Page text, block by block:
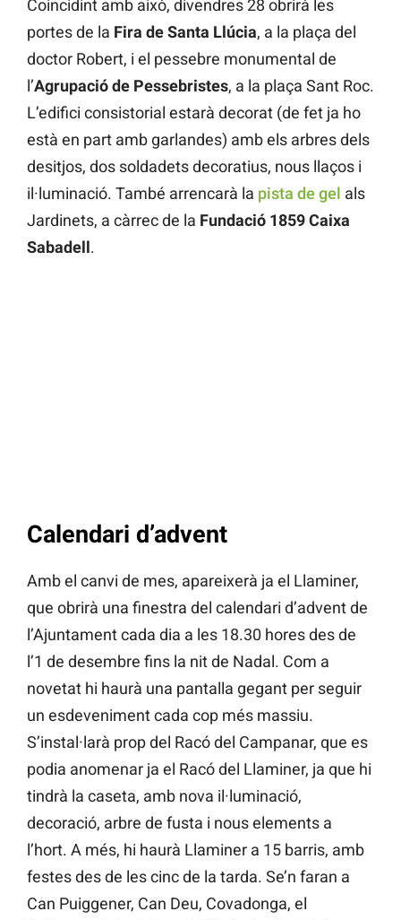
Coincidint amb això, divendres 28 obrirà les
portes de la Fira de Santa Llúcia, a la plaça del
doctor Robert, i el pessebre monumental de
l’Agrupació de Pessebristes, a la plaça Sant Roc.
L’edifici consistorial estarà decorat (de fet ja ho
està en part amb garlandes) amb els arbres dels
desitjos, dos soldadets decoratius, nous llaços i
il·luminació. També arrencarà la pista de gel als
Jardinets, a càrrec de la Fundació 1859 Caixa
Sabadell.
Calendari d’advent
Amb el canvi de mes, apareixerà ja el Llaminer,
que obrirà una finestra del calendari d’advent de
l’Ajuntament cada dia a les 18.30 hores des de
l’1 de desembre fins la nit de Nadal. Com a
novetat hi haurà una pantalla gegant per seguir
un esdeveniment cada cop més massiu.
S’instal·larà prop del Racó del Campanar, que es
podia anomenar ja el Racó del Llaminer, ja que hi
tindrà la caseta, amb nova il·luminació,
decoració, arbre de fusta i nous elements a
l’hort. A més, hi haurà Llaminer a 15 barris, amb
festes des de les cinc de la tarda. Se’n faran a
Can Puiggener, Can Deu, Covadonga, el